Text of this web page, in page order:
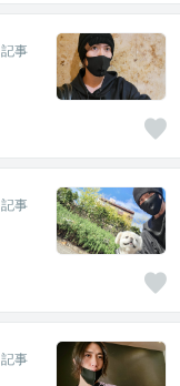
記事
記事
記事